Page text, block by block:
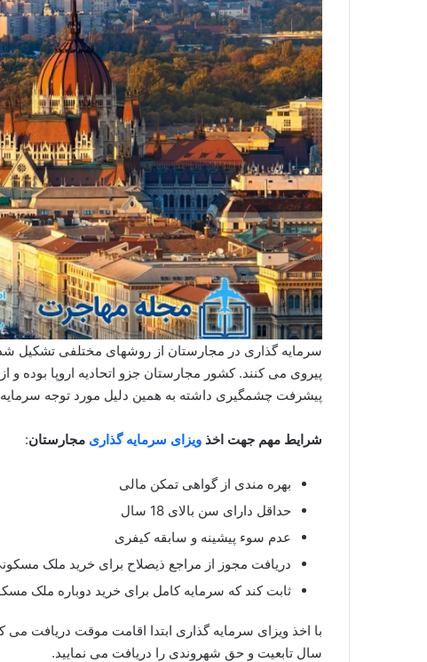
سرمایه گذاری در مجارستان از روشهای مختلفی تشکیل
پیروی می کنند. کشور مجارستان جزو اتحادیه اروپا بوده و
پیشرفت چشمگیری داشته به همین دلیل مورد توجه
شرایط مهم جهت اخذ ویزای سرمایه گذاری مجارستان:
بهره مندی از گواهی تمکن مالی
حداقل دارای سن بالای 18 سال
عدم سوء پیشینه و سابقه کیفری
دریافت مجوز از مراجع ذیصلاح برای خرید ملک
ثابت کند که سرمایه کامل برای خرید دوباره ملک
سال تابعیت و حق شهروندی را دریافت می نمایید.